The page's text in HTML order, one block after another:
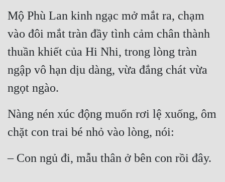
Mộ Phù Lan kinh ngạc mở mắt ra, chạm
vào đôi mắt tràn đầy tình cảm chân thành
thuần khiết của Hi Nhi, trong lòng tràn
ngập vô hạn dịu dàng, vừa đắng chát vừa
ngọt ngào.
Nàng nén xúc động muốn rơi lệ xuống, ôm
chặt con trai bé nhỏ vào lòng, nói:
– Con ngủ đi, mẫu thân ở bên con rồi đây.